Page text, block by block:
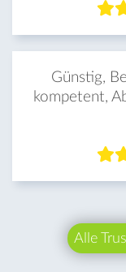
Günstig,
kompetent,
Alle